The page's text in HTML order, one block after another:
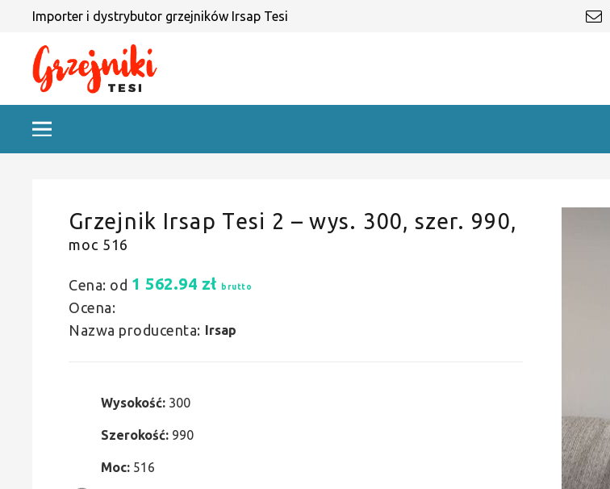
Importer i dystrybutor grzejników Irsap Tesi
Grzejnik Irsap Tesi 2 – wys. 300, szer. 990,
moc 516
Cena: od 1 562.94 zł brutto
Ocena:
Nazwa producenta: Irsap
Wysokość: 300
Szerokość: 990
Moc: 516